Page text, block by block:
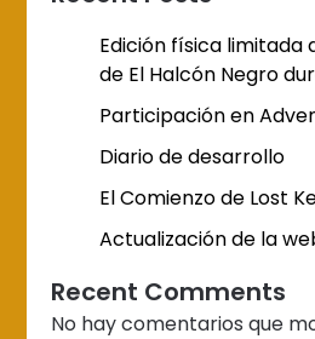
Edición física limitada
de El Halcón Negro
Participación en
Diario de desarrollo
El Comienzo de Lost
Actualización de la
Recent Comments
No hay comentarios que